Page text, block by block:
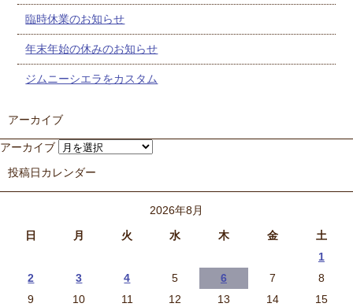
臨時休業のお知らせ
年末年始の休みのお知らせ
ジムニーシエラをカスタム
アーカイブ
アーカイブ
投稿日カレンダー
2026年8月
日
月 火 水 木 金 土
1
2
3 4 5 6 7
8
9
10 11 12 13 14
15